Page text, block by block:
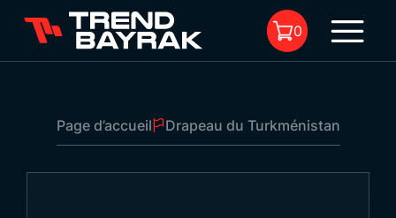
0
Page d’accueil Drapeau du Turkménistan
panier.